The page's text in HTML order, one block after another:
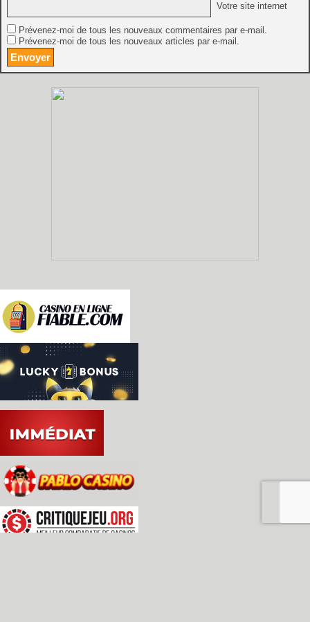
Votre site internet
Prévenez-moi de tous les nouveaux commentaires par e-mail.
Prévenez-moi de tous les nouveaux articles par e-mail.